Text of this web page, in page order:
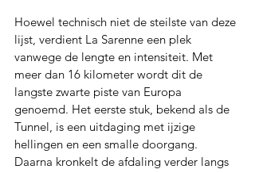
Hoewel technisch niet de steilste van deze
lijst, verdient La Sarenne een plek
vanwege de lengte en intensiteit. Met
meer dan 16 kilometer wordt dit de
langste zwarte piste van Europa
genoemd. Het eerste stuk, bekend als de
Tunnel, is een uitdaging met ijzige
hellingen en een smalle doorgang.
Daarna kronkelt de afdaling verder langs